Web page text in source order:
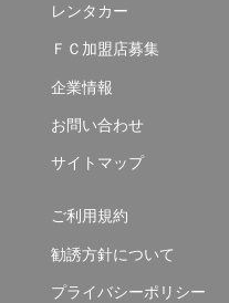
レンタカー
ＦＣ加盟店募集
企業情報
お問い合わせ
サイトマップ
ご利用規約
勧誘方針について
プライバシーポリシー